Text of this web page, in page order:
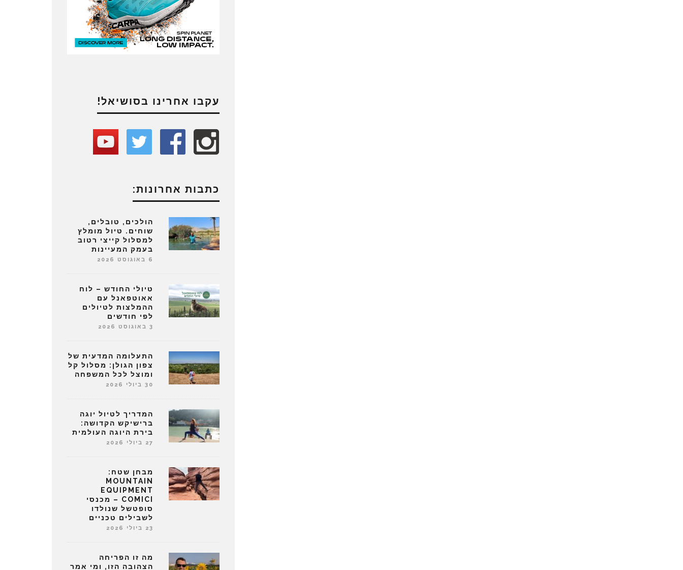
עקבו אחרינו בסושיאל!
כתבות אחרונות:
הולכים, טובלים,
שוחים. טיול מומלץ
למסלול קייצי רטוב
בעמק המעיינות
6 באוגוסט 2026
טיולי החודש – לוח
אאוטפאנל עם
ההמלצות לטיולים
לפי חודשים
3 באוגוסט 2026
התעלומה המדעית של
צפון הגולן: מסלול קל
ומוצל לכל המשפחה
30 ביולי 2026
המדריך לטיול יוגה
ברישיקש הקדושה:
בירת היוגה העולמית
27 ביולי 2026
מבחן שטח:
MOUNTAIN
EQUIPMENT
COMICI – מכנסי
סופטשל שנולדו
לשבילים טכניים
23 ביולי 2026
מה זו הפריחה
הצהובה הזו, ומי אמר